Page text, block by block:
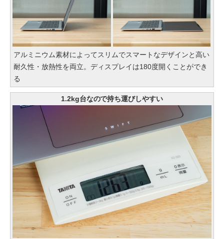
アルミニウム素材によってスリムでスマートなデザインと高い
耐久性・放熱性を両立。ディスプレイは180度開くことができ
る
1.2kg台なので持ち運びしやすい